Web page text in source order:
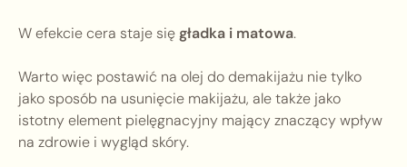
W efekcie cera staje sięgładka i matowa.
Warto więc postawić na olej do demakijażu nie tylko
jako sposób na usunięcie makijażu, ale także jako
istotny element pielęgnacyjny mający znaczący wpływ
na zdrowie i wygląd skóry.